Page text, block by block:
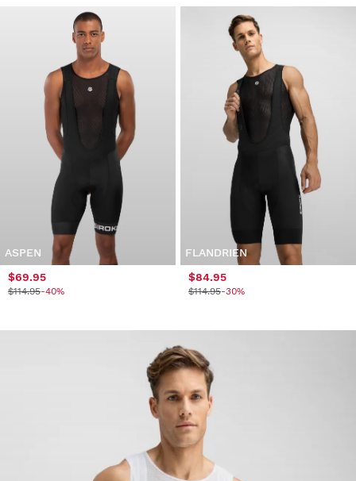
ASPEN
$69.95
$114.95-40%
FLANDRIEN
$84.95
$114.95-30%